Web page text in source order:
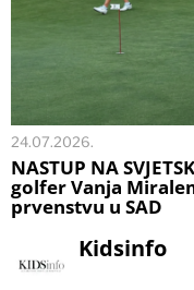
24.07.2026.
NASTUP NA
golfer Vanja
prvenstvu u SAD
Kidsinfo